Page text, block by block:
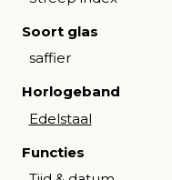
Soort glas
saffier
Horlogeband
Edelstaal
Functies